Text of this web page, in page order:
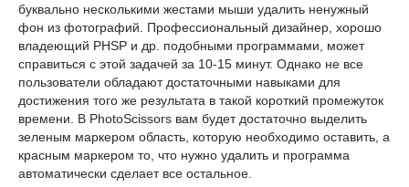
буквально несколькими жестами мыши удалить ненужный
фон из фотографий. Профессиональный дизайнер, хорошо
владеющий PHSP и др. подобными программами, может
справиться с этой задачей за 10-15 минут. Однако не все
пользователи обладают достаточными навыками для
достижения того же результата в такой короткий промежуток
времени. В PhotoScissors вам будет достаточно выделить
зеленым маркером область, которую необходимо оставить, а
красным маркером то, что нужно удалить и программа
автоматически сделает все остальное.